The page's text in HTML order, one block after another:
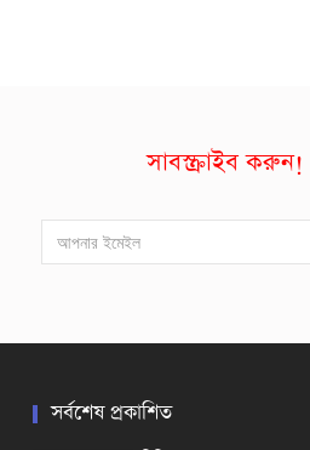
সাবস্ক্রাইব করুন!
সর্বশেষ প্রকাশিত